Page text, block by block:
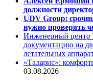
должности
UDV Group:
нужно проверять
Инженерный центр
документацию на
летательных
«Таларис»:
03.08.2026